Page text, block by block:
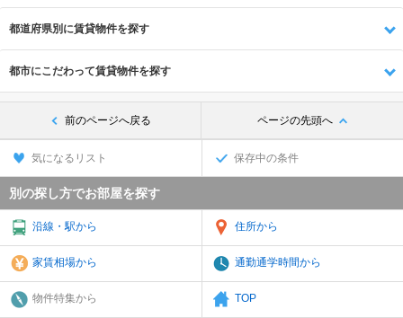
都道府県別に賃貸物件を探す
都市にこだわって賃貸物件を探す
前のページへ戻る ページの先頭へ
気になるリスト 保存中の条件
別の探し方でお部屋を探す
沿線・駅から 住所から
家賃相場から 通勤通学時間から
物件特集から TOP